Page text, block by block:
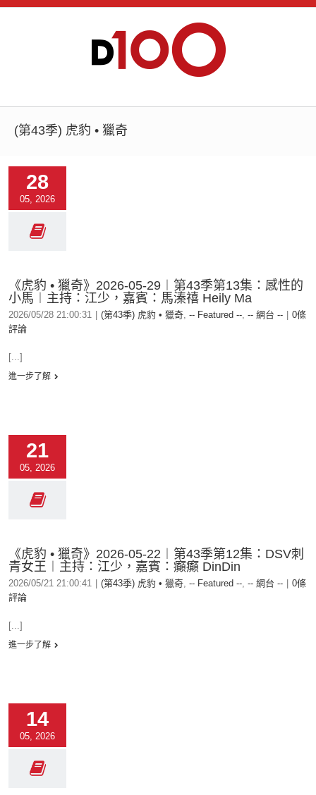
(第43季) 虎豹 • 獵奇
28
05, 2026
《虎豹 • 獵奇》2026-05-29︱第43季第13集：感性的
小馬︱主持：江少，嘉賓：馬溱禧 Heily Ma
2026/05/28 21:00:31 (第43季) 虎豹 • 獵奇, -- Featured --, -- 網台 --
0條
評論
[...]
進一步了解
21
05, 2026
《虎豹 • 獵奇》2026-05-22︱第43季第12集：DSV刺
青女王︱主持：江少，嘉賓：癲癲 DinDin
2026/05/21 21:00:41 (第43季) 虎豹 • 獵奇, -- Featured --, -- 網台 --
0條
評論
[...]
進一步了解
14
05, 2026